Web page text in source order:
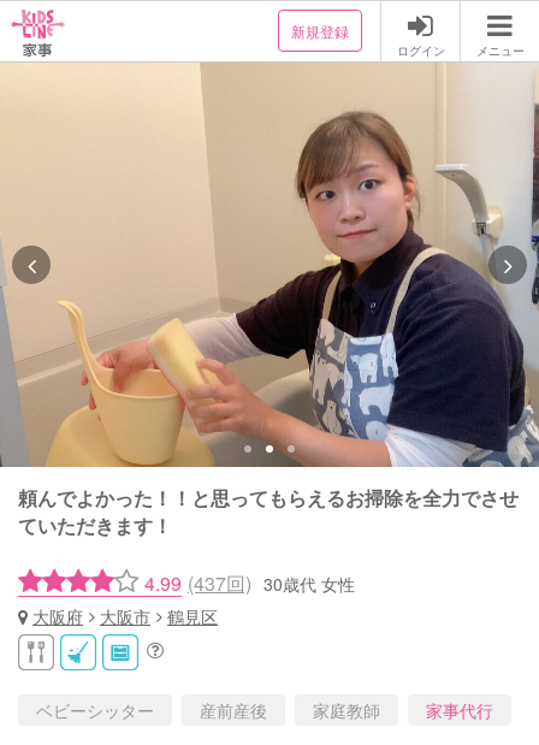
新規登録
ログイン メニュー
頼んでよかった！！と思ってもらえるお掃除を全力でさせ
ていただきます！
4.99 (437回) 30歳代 女性
大阪府
大阪市 鶴見区
ベビーシッター 産前産後 家庭教師 家事代行